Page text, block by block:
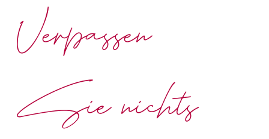
Verpassen
Sie nichts